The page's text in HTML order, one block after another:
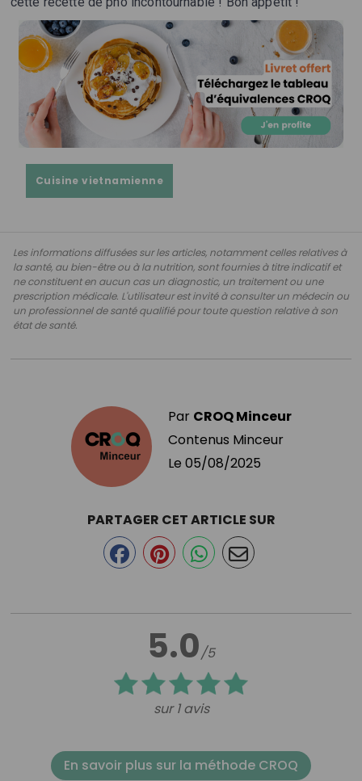
Cuisine vietnamienne
Les informations diffusées sur les articles, notamment celles relatives à
la santé, au bien-être ou à la nutrition, sont fournies à titre indicatif et
ne constituent en aucun cas un diagnostic, un traitement ou une
prescription médicale. L'utilisateur est invité à consulter un médecin ou
un professionnel de santé qualifié pour toute question relative à son
état de santé.
Par CROQ Minceur
Contenus Minceur
Le 05/08/2025
5.0/5
sur 1 avis
PARTAGER CET ARTICLE SUR
En savoir plus sur la méthode CROQ